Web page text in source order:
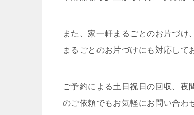
また、家一軒まるごとのお片づけ
まるごとのお片づけにも対応して
ご予約による土日祝日の回収、夜
のご依頼でもお気軽にお問い合わ